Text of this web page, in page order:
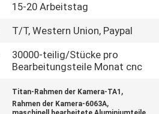
15-20 Arbeitstag
T/T, Western Union, Paypal
30000-teilig/Stücke pro
Bearbeitungsteile Monat cnc
Titan-Rahmen der Kamera-TA1 ,
Rahmen der Kamera-6063A,